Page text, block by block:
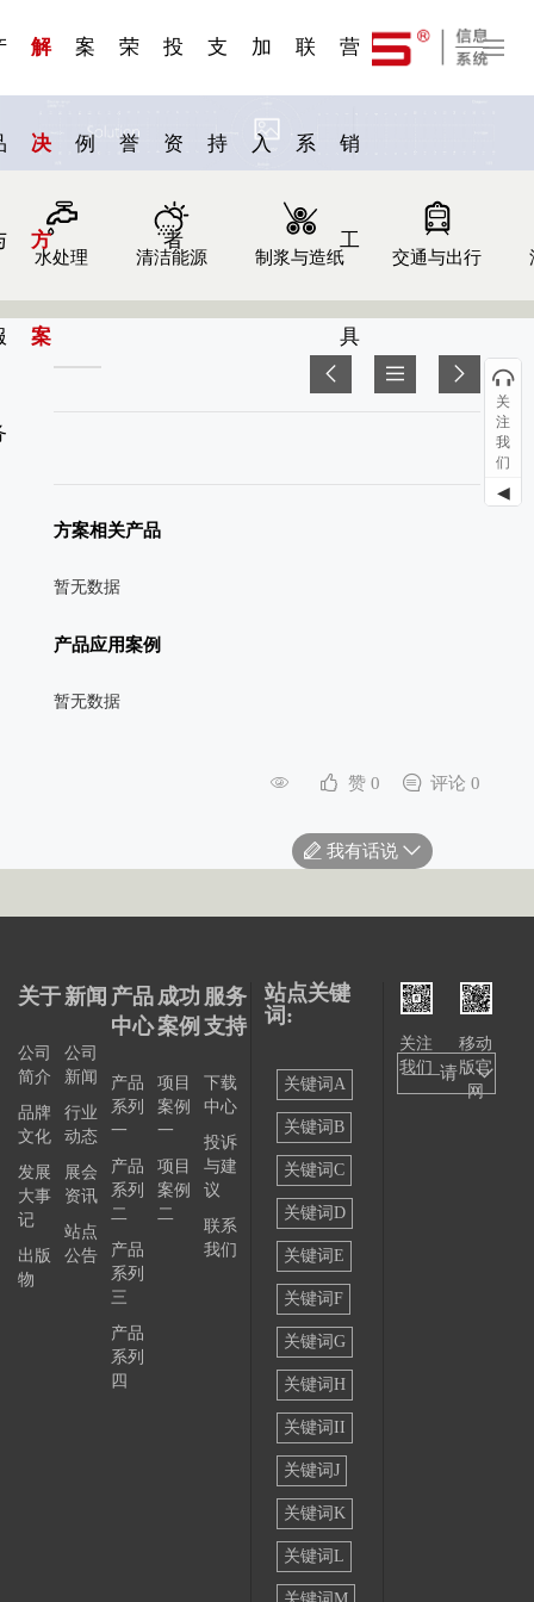
解
决
方
案
案
例
荣
誉
投
资
者
支
持
加
入
联
系
营
销
工
具
水处理 清洁能源 制浆与造纸 交通与出行
方案相关产品
暂无数据
产品应用案例
暂无数据
赞 0 评论 0
我有话说
关于
公司
简介
品牌
文化
发展
大事
记
出版
物
新闻
公司
新闻
行业
动态
展会
资讯
站点
公告
产品
中心
产品
系列
一
产品
系列
二
产品
系列
三
产品
系列
四
成功
案例
项目
案例
一
项目
案例
二
服务
支持
下载
中心
投诉
与建
议
联系
我们
站点关键
词:
关键词A
关键词B
关键词C
关键词D
关键词E
关键词F
关键词G
关键词H
关键词II
关键词J
关键词K
关键词L
关注
我们
移动
版官
网
——请
关
注
我
们
◀